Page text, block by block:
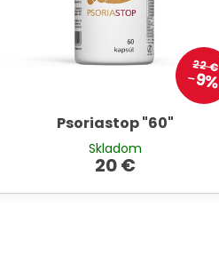
22 €
9%
Psoriastop "60"
Skladom
20 €